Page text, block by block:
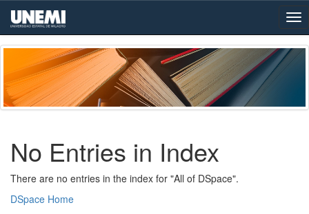
Skip
navigation
No Entries in Index
There are no entries in the index for "All of DSpace".
DSpace Home